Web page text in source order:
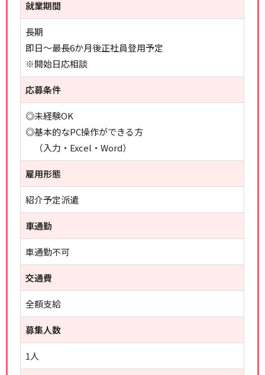
就業期間
長期
即日～最長6か月後正社員登用予定
※開始日応相談
応募条件
◎未経験OK
◎基本的なPC操作ができる方
（入力・Excel・Word）
雇用形態
紹介予定派遣
車通勤
車通勤不可
交通費
全額支給
募集人数
1人